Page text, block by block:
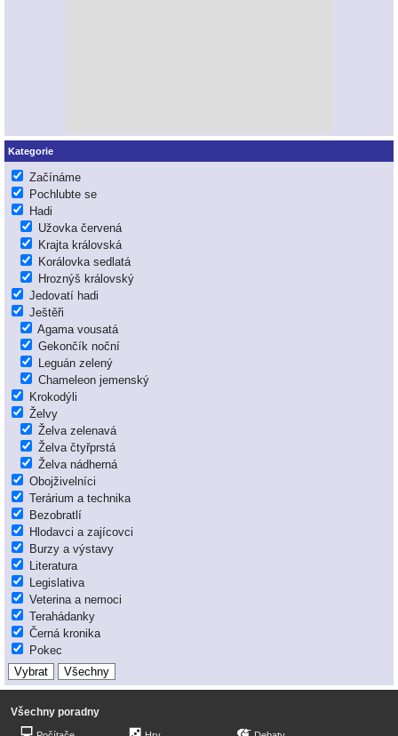
Kategorie
Začínáme
Pochlubte se
Hadi
Užovka červená
Krajta královská
Korálovka sedlatá
Hroznýš královský
Jedovatí hadi
Ještěři
Agama vousatá
Gekončík noční
Leguán zelený
Chameleon jemenský
Krokodýli
Želvy
Želva zelenavá
Želva čtyřprstá
Želva nádherná
Obojživelníci
Terárium a technika
Bezobratlí
Hlodavci a zajícovci
Burzy a výstavy
Literatura
Legislativa
Veterina a nemoci
Terahádanky
Černá kronika
Pokec
Všechny poradny